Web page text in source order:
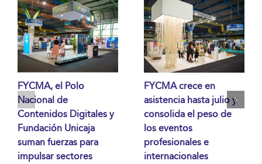
FYCMA, el Polo
Nacional de
Contenidos Digitales y
Fundación Unicaja
suman fuerzas para
impulsar sectores
FYCMA crece en
asistencia hasta julio y
consolida el peso de
los eventos
profesionales e
internacionales